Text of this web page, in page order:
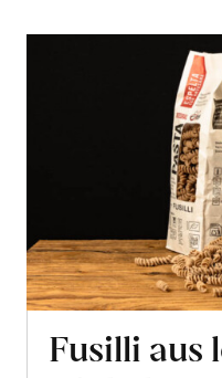
Fusilli aus